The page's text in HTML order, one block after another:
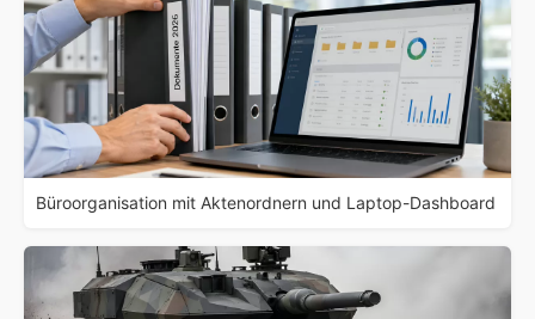
Büroorganisation mit Aktenordnern und Laptop-Dashboard